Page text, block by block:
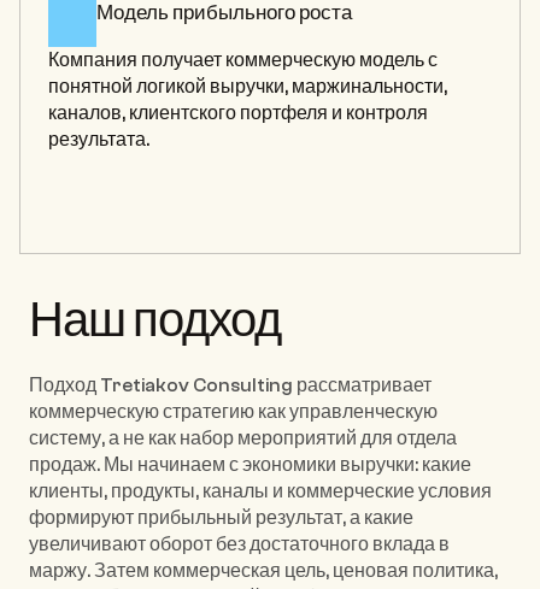
Модель прибыльного роста
Компания получает коммерческую модель с
понятной логикой выручки, маржинальности,
каналов, клиентского портфеля и контроля
результата.
Наш подход
Подход Tretiakov Consulting рассматривает
коммерческую стратегию как управленческую
систему, а не как набор мероприятий для отдела
продаж. Мы начинаем с экономики выручки: какие
клиенты, продукты, каналы и коммерческие условия
формируют прибыльный результат, а какие
увеличивают оборот без достаточного вклада в
маржу. Затем коммерческая цель, ценовая политика,